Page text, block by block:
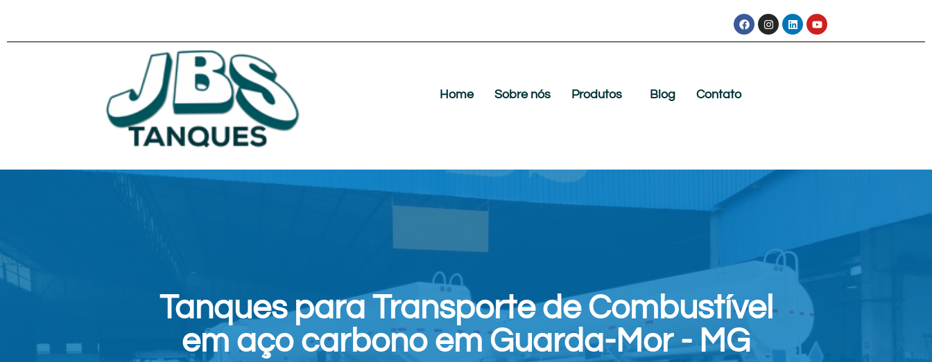
Home Sobre nós Produtos Blog Contato
Tanques para Transporte de Combustível
em aço carbono em Guarda-Mor - MG